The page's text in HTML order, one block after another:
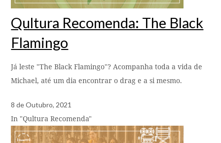
Qultura Recomenda: The Black
Flamingo
Já leste "The Black Flamingo"? Acompanha toda a vida de
Michael, até um dia encontrar o drag e a si mesmo.
8 de Outubro, 2021
In "Qultura Recomenda"